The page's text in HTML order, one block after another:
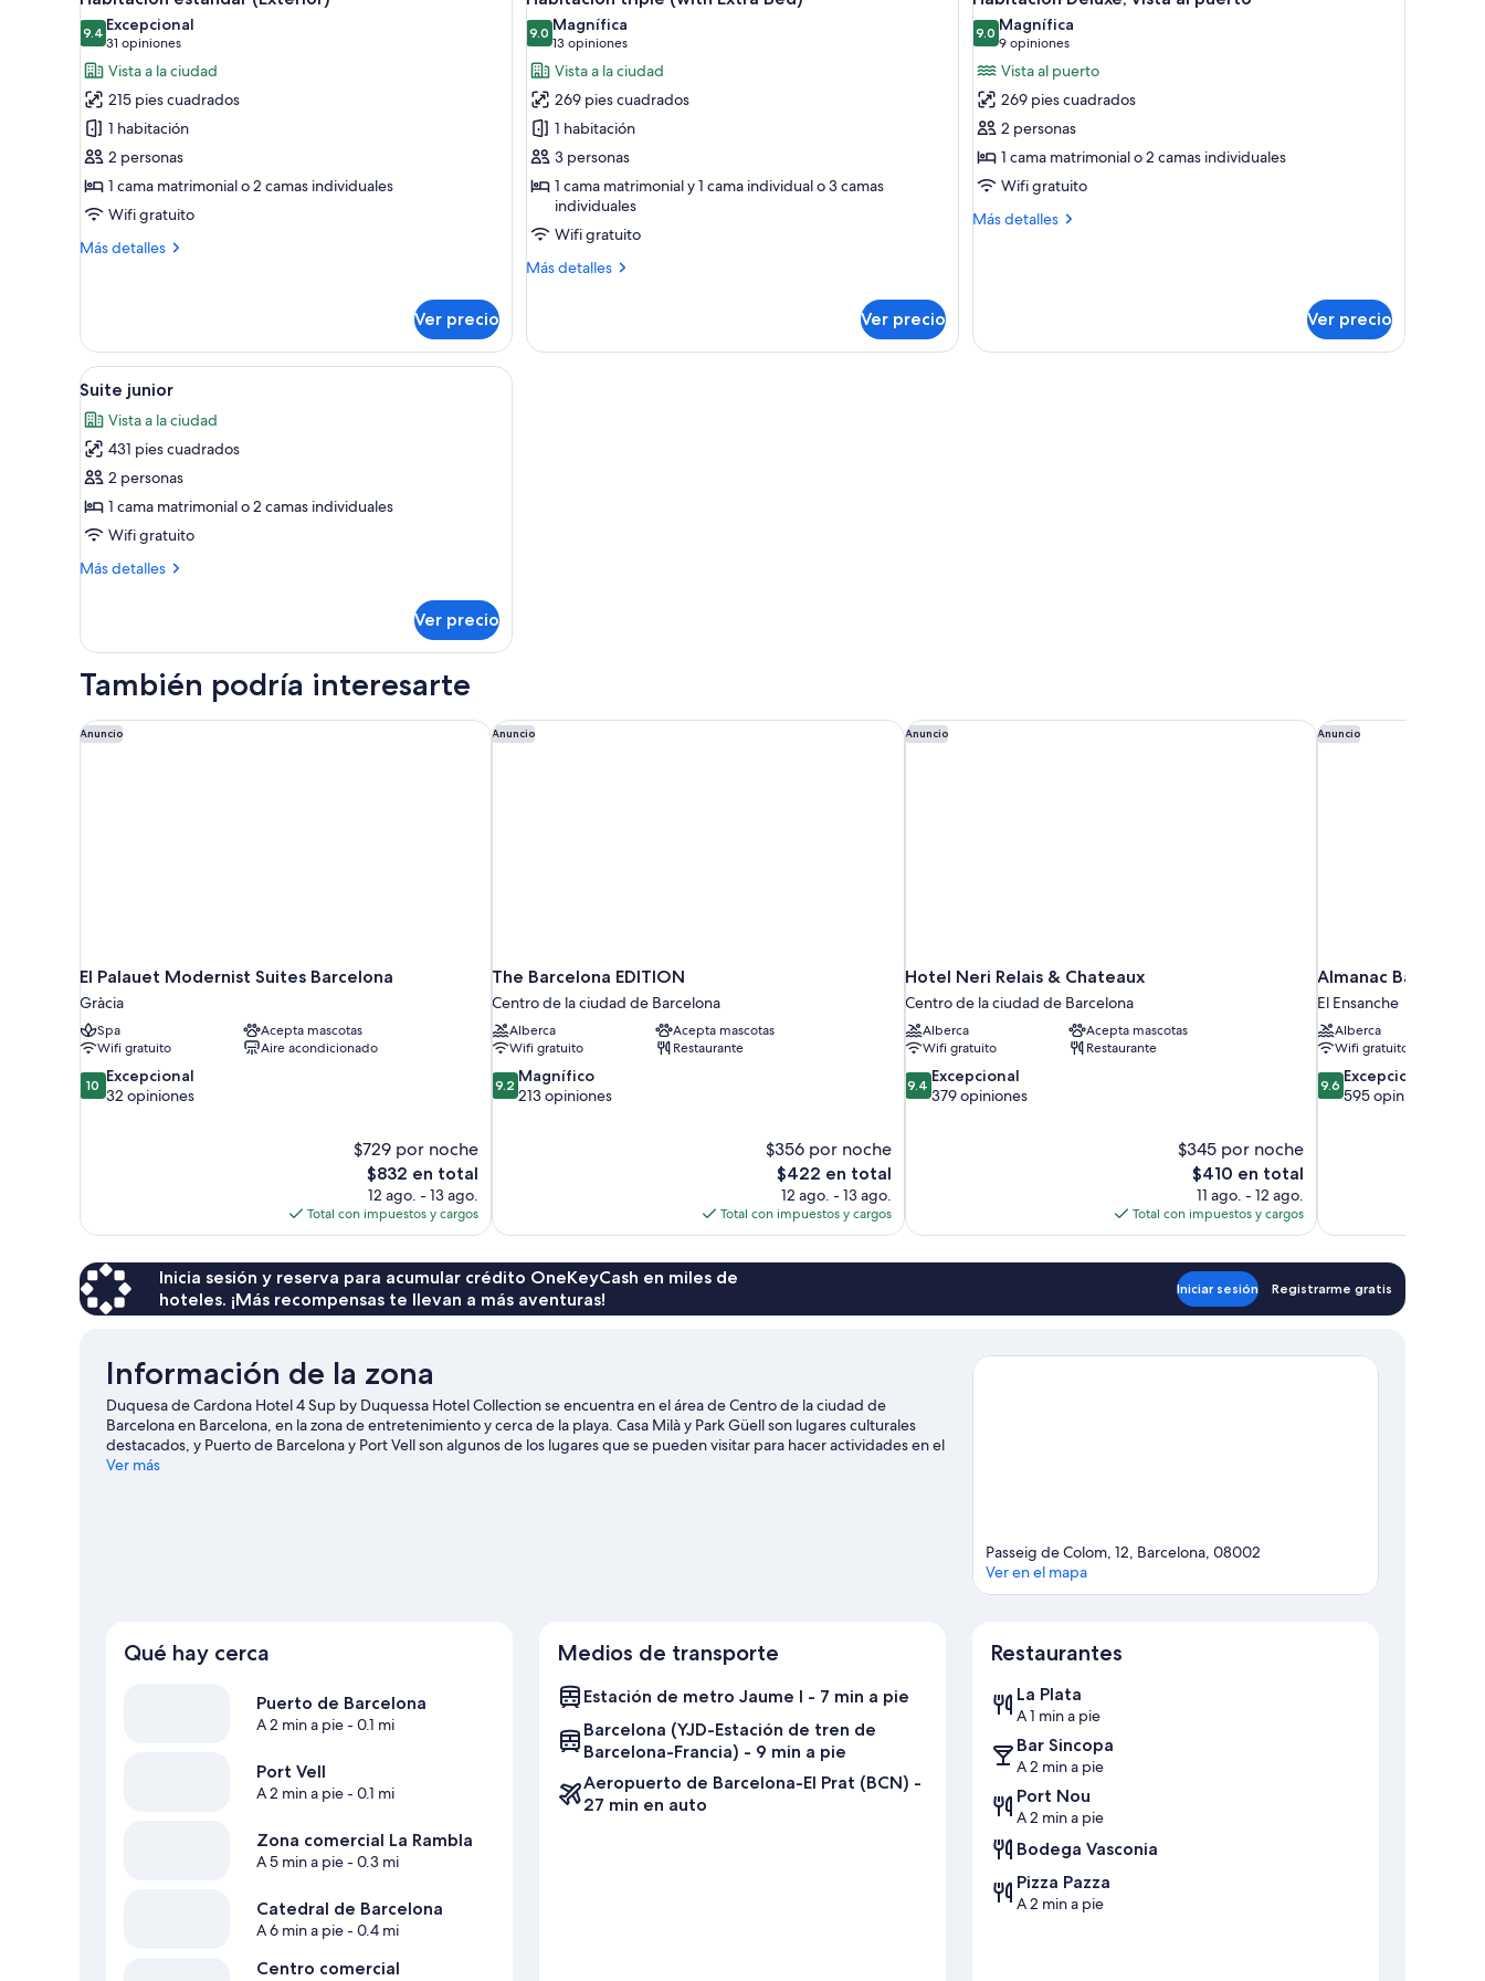
todas
las
fotos
de
Habitación
estándar
(Exterior)
9.49.4 de 10
Excepcional
31 opiniones
(31
opiniones)
Vista a la ciudad
215 pies cuadrados
1 habitación
2 personas
1 cama matrimonial o 2 camas individuales
Wifi gratuito
Más detalles
Más
(Exterior)
Ver precio
todas
las
fotos
de
Habitación
triple
(with
Extra
Bed)
9.09.0 de 10
Magnífica
13 opiniones
(13
opiniones)
Vista a la ciudad
269 pies cuadrados
1 habitación
3 personas
1 cama matrimonial y 1 cama individual o 3 camas
individuales
Wifi gratuito
Más detalles
Más
triple
Ver precio
todas
las
fotos
de
Habitación
Deluxe,
vista
al
puerto
9.09.0 de 10
Magnífica
9 opiniones
(9
opiniones)
Vista al puerto
269 pies cuadrados
2 personas
1 cama matrimonial o 2 camas individuales
Wifi gratuito
Más detalles
Más
al
puerto
Ver precio
Abrir
todas
las
fotos
de
Suite
junior
Una habitación de hotel con una cama grande, un escritorio, un televisor y un sofá.
8
Suite junior
Vista a la ciudad
431 pies cuadrados
2 personas
1 cama matrimonial o 2 camas individuales
Wifi gratuito
Más detalles
Más
junior
Ver precio
También podría interesarte
Anuncio
El Palauet Modernist Suites Barcelona
Gràcia
Spa
Acepta mascotas
Wifi gratuito
Aire acondicionado
10.0
de
10 Excepcional
32 opiniones
$729 por noche
El
precio
actual
es
$832
$832 en total
12 ago. - 13 ago.
Total con impuestos y cargos
El Palauet Modernist Suites Barcelona Anuncio
The Barcelona EDITION
Centro de la ciudad de Barcelona
Alberca
Acepta mascotas
Wifi gratuito
Restaurante
9.2
de
9.2 Magnífico
213 opiniones
$356 por noche
El
precio
actual
es
$422 en total
12 ago. - 13 ago.
Total con impuestos y cargos
The Barcelona EDITION Anuncio
Hotel Neri Relais & Chateaux
Centro de la ciudad de Barcelona
Alberca
Acepta mascotas
Wifi gratuito
Restaurante
9.4
de
9.4 Excepcional
379 opiniones
$345 por noche
El
precio
actual
es
$410
$410 en total
11 ago. - 12 ago.
Total con impuestos y cargos
Hotel Neri Relais & Chateaux Anuncio
Almanac Barcelona
El Ensanche
Alberca
Wifi gratuito
9.6
de
9.6 Excepcional
595 opiniones
Almanac Barcelona
Inicia sesión y reserva para acumular crédito OneKeyCash en miles de
hoteles. ¡Más recompensas te llevan a más aventuras!
Iniciar sesión Registrarme gratis
Información de la zona
Duquesa de Cardona Hotel 4 Sup by Duquessa Hotel Collection se encuentra en el área de Centro de la ciudad de
Barcelona en Barcelona, en la zona de entretenimiento y cerca de la playa. Casa Milà y Park Güell son lugares culturales
destacados, y Puerto de Barcelona y Port Vell son algunos de los lugares que se pueden visitar para hacer actividades en el
área. ¿Quieres asistir a un evento o partido mientras estás en la ciudad? Consulta el calendario de Camp Nou o Estadio
Ver más
Passeig de Colom, 12, Barcelona, 08002
Ver en el mapa
Qué hay cerca
Puerto de Barcelona
A 2 min a pie- 0.1 mi
Port Vell
A 2 min a pie- 0.1 mi
Zona comercial La Rambla
A 5 min a pie- 0.3 mi
Catedral de Barcelona
A 6 min a pie- 0.4 mi
Centro comercial
Medios de transporte
Estación de metro Jaume I - 7 min a pie
Barcelona (YJD-Estación de tren de
Barcelona-Francia) - 9 min a pie
Aeropuerto de Barcelona-El Prat (BCN) -
27 min en auto
Restaurantes
La Plata
A 1 min a pie
Bar Sincopa
A 2 min a pie
Port Nou
A 2 min a pie
Bodega Vasconia
Pizza Pazza
A 2 min a pie